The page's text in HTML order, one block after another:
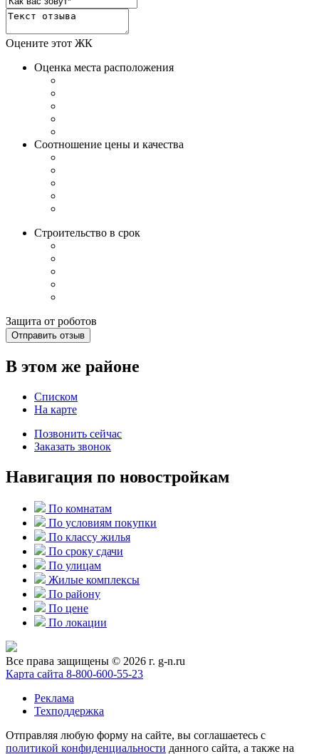
Оцените этот ЖК
Оценка места расположения
Соотношение цены и качества
Строительство в срок
Защита от роботов
Отправить отзыв
В этом же районе
Списком
На карте
Позвонить сейчас
Заказать звонок
Навигация по новостройкам
По комнатам
По условиям покупки
По классу жилья
По сроку сдачи
По улицам
Жилые комплексы
По району
По цене
По локации
Все права защищены © 2026 г. g-n.ru
Карта сайта 8-800-600-55-23
Реклама
Техподдержка
Отправляя любую форму на сайте, вы соглашаетесь с
политикой конфиденциальности данного сайта, а также на